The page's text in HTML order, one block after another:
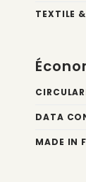
TEXTILE
DATA
MADE IN